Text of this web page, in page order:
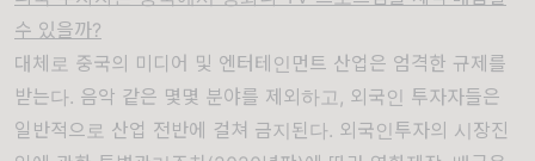
수 있을까?
대체로 중국의 미디어 및 엔터테인먼트 산업은 엄격한 규제를
받는다. 음악 같은 몇몇 분야를 제외하고, 외국인 투자자들은
일반적으로 산업 전반에 걸쳐 금지된다. 외국인투자의 시장진